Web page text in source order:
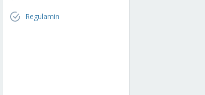
Regulamin